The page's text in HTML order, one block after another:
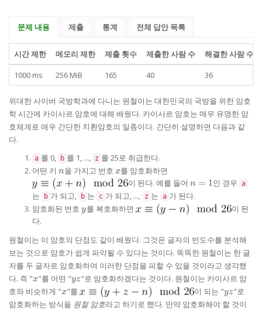
문제 내용 제출 통계 전체 답안 목록
시간 제한 메모리 제한 제출 횟수 제출한 사람 수
해결한 사람 수
1000 ms
256 MiB 165 40 36
위대한 사이버 국방학과에 다니는 원철이는 대한민국의 국방을 위한 암호
학 시간에 카이사르 암호에 대해 배웠다. 카이사르 암호는 매우 유명한 암
호체계로 매우 간단한 치환암호의 일종이다. 간단히 설명하면 다음과 같
다.
a 를 0, b 를 1, ..., z 를 25로 취급한다.
어떤 키 n
n을 가지고 번호 x
x를 암호화하면
이 된다. 예를 들어 n
=
1
n = 1인 경우 a
는 b 가 되고, b 는 c 가 되고, ..., z 는 a 가 된다.
암호화된 번호 y
y를 복호화하면
이 된
다.
원철이는 이 암호의 단점도 같이 배웠다. 그것은 글자의 빈도수를 분석해
보는 것으로 암호가 쉽게 파악될 수 있다는 것이다. 똑똑한 원철이는 한 글
자를 두 글자로 암호화하여 이러한 단점을 피할 수 있을 것이라고 생각했
다. 즉 "x
x"를 어떤 "yz
yz"로 암호화하겠다는 것이다. 원철이는 카이사르 암
호와 비슷하게 "x
x"를 이 되는 "yz
yz"로
암호화하는 방식을 원철 암호라고 하기로 했다. 만약 암호화해야 할 것이